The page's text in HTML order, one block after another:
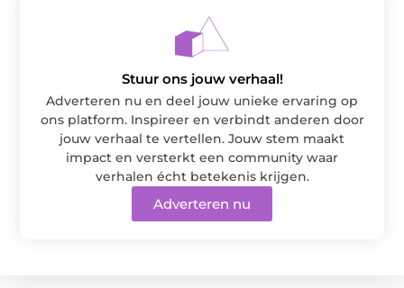
Stuur ons jouw verhaal!
Adverteren nu en deel jouw unieke ervaring op
ons platform. Inspireer en verbindt anderen door
jouw verhaal te vertellen. Jouw stem maakt
impact en versterkt een community waar
verhalen écht betekenis krijgen.
Adverteren nu